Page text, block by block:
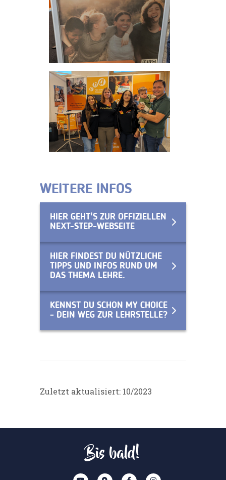
WEITERE INFOS
HIER GEHT'S ZUR OFFIZIELLEN
NEXT-STEP-WEBSEITE
HIER FINDEST DU NÜTZLICHE
TIPPS UND INFOS RUND UM
DAS THEMA LEHRE.
KENNST DU SCHON MY CHOICE
- DEIN WEG ZUR LEHRSTELLE?
Zuletzt aktualisiert: 10/2023
Bis bald!